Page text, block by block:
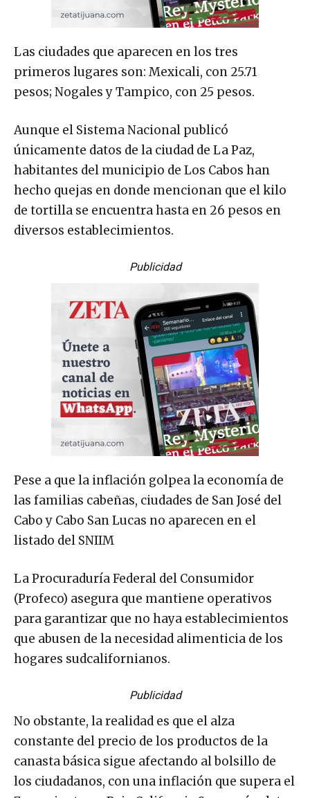
Las ciudades que aparecen en los tres
primeros lugares son: Mexicali, con 25.71
pesos; Nogales y Tampico, con 25 pesos.
Aunque el Sistema Nacional publicó
únicamente datos de la ciudad de La Paz,
habitantes del municipio de Los Cabos han
hecho quejas en donde mencionan que el kilo
de tortilla se encuentra hasta en 26 pesos en
diversos establecimientos.
Publicidad
Pese a que la inflación golpea la economía de
las familias cabeñas, ciudades de San José del
Cabo y Cabo San Lucas no aparecen en el
listado del SNIIM
La Procuraduría Federal del Consumidor
(Profeco) asegura que mantiene operativos
para garantizar que no haya establecimientos
que abusen de la necesidad alimenticia de los
hogares sudcalifornianos.
Publicidad
No obstante, la realidad es que el alza
constante del precio de los productos de la
canasta básica sigue afectando al bolsillo de
los ciudadanos, con una inflación que supera el